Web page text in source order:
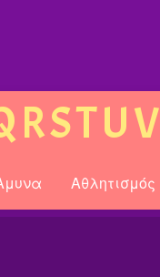
RSTUV
Αθλητισμός